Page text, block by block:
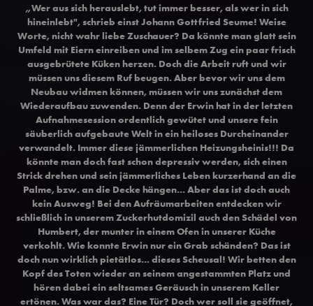
„Wer aus sich herauslebt, tut immer besser, als wer in sich
hineinlebt", schrieb einst Johann Gottfried Seume! Weise
Worte, nicht wahr liebe Zuschauer? Da könnte man glatt sein
Umfeld mit Eiern einreiben und im selbem Zug ein paar frisch
ausgebrütete Küken herzen. Doch die Arbeit ruft und wir
müssen uns diesem Ruf beugen. Aber bevor wir uns dem
Neubau widmen können, müssen wir uns zunächst dem
Wiederaufbau zuwenden. Denn der Erwin hat in der letzten
Aufnahmesession ordentlich gewütet und unsere fein
säuberlich aufgebaute Welt in ein heiloses Durcheinander
verwandelt. Immer diese jämmerlichen Heizungsheinis!!! Da
könnte man doch fast schon depressiv werden, sich einen
Strick drehen und sein jämmerliches Leben kurzerhand an die
Palme, bzw. an die Decke hängen... Aber das ist doch auch
kein Ausweg! Bei den Aufräumarbeiten entdecken wir
schließlich in unserem Zuckerhutdomizil auch den Schädel von
Humbert, der munter in einem Ofen in unserer Küche
verkohlt. Wie konnte Erwin nur ein Grab schänden? Das ist
doch nun wirklich pietätlos... dieses Scheusal! Wir betten den
Kopf des Toten wieder an seinem angestammten Platz und
hören dabei ein seltsames Geräusch in unserem Keller
ertönen. Was war das? Eine Tür? Doch wer soll sie geöffnet,